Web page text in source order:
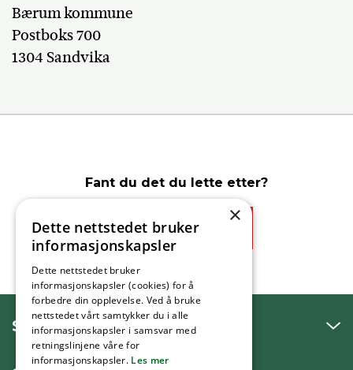
Bærum kommune
Postboks 700
1304 Sandvika
Fant du det du lette etter?
Ja
SNAKK MED OSS
×
Dette nettstedet bruker
informasjonskapsler
Dette nettstedet bruker
informasjonskapsler (cookies) for å
forbedre din opplevelse. Ved å bruke
nettstedet vårt samtykker du i alle
informasjonskapsler i samsvar med
retningslinjene våre for
informasjonskapsler. Les mer